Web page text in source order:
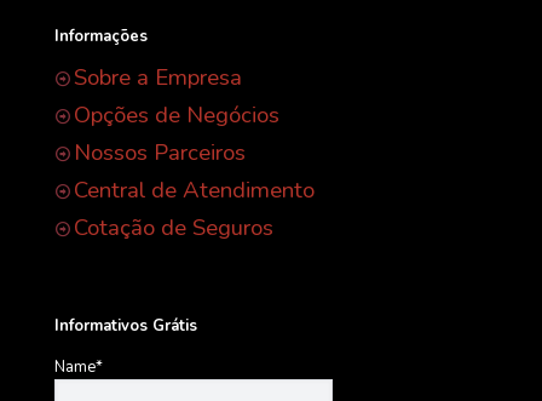
Informações
Sobre a Empresa
Opções de Negócios
Nossos Parceiros
Central de Atendimento
Cotação de Seguros
Informativos Grátis
Name*